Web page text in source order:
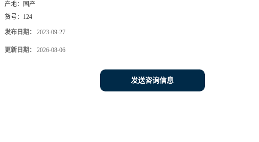
产地：
国产
货号： 124
发布日期： 2023-09-27
更新日期： 2026-08-06
发送咨询信息